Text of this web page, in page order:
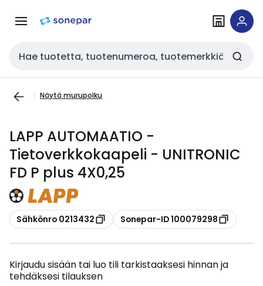
navigointiinsisältöön
Haku
Näytä murupolku
LAPP AUTOMAATIO -
Tietoverkkokaapeli - UNITRONIC
FD P plus 4X0,25
Kopioi
Sähkönro 0213432 Kopioi
Sonepar-ID 100079298
Kirjaudu sisään tai luo tili tarkistaaksesi hinnan ja
tehdäksesi tilauksen